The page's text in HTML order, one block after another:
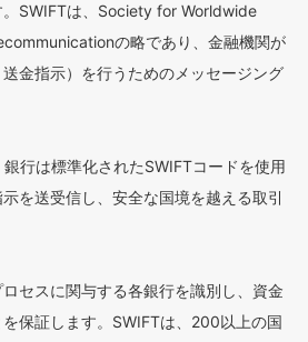
。SWIFTは、Society for Worldwide
の略であり、金融機関が
金指示）を行うためのメッセージング
行は標準化されたSWIFTコードを使用
を送受信し、安全な国境を越える取引
セスに関与する各銀行を識別し、資金
保証します。SWIFTは、200以上の国